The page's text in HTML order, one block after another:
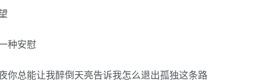
种安慰
你总能让我醉倒天亮告诉我怎么退出孤独这条路